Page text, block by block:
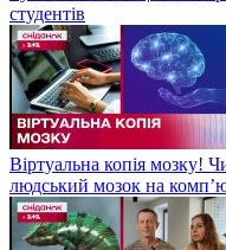
Булінг на Львівщині!
студентів